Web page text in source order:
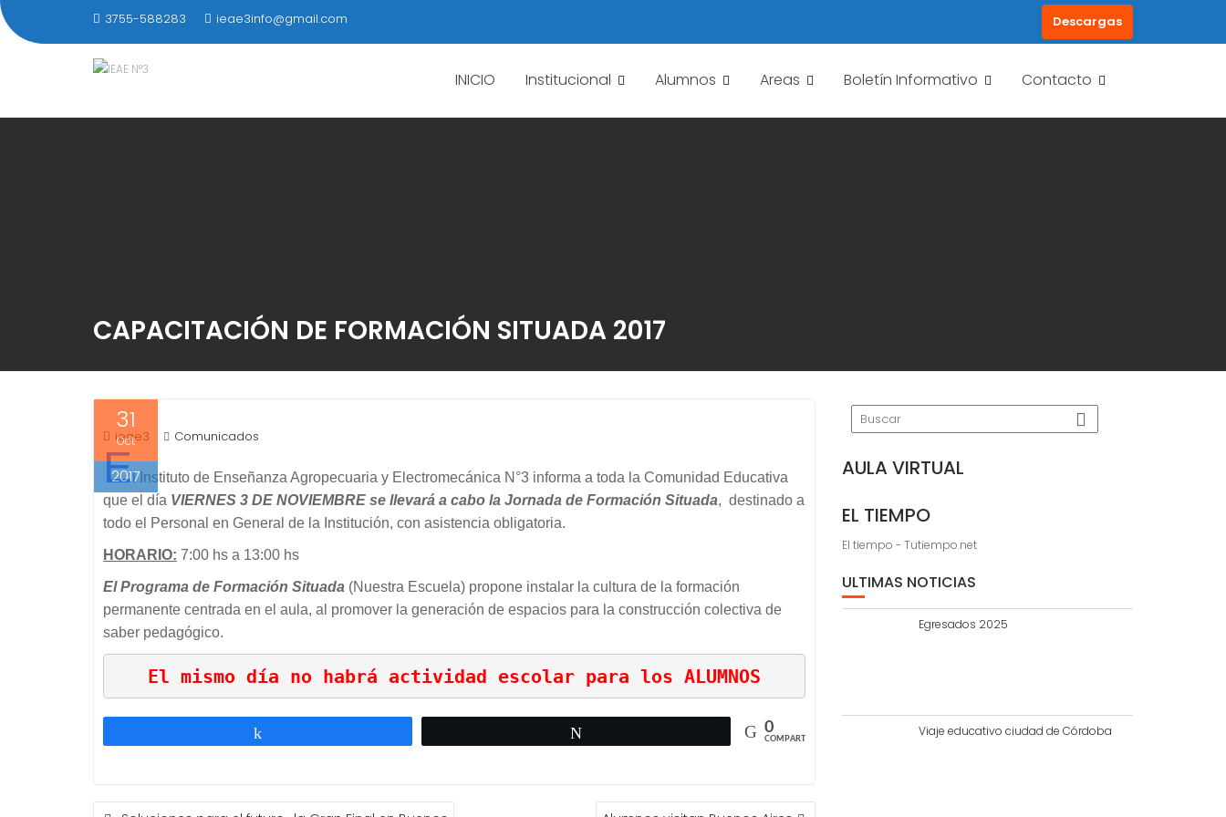
Saltar
al
3755-588283 ieae3info@gmail.com Descargas
INICIO Institucional Alumnos Areas Boletín Informativo Contacto
CAPACITACIÓN DE FORMACIÓN SITUADA 2017
31
Oct
2017
ieae3 Comunicados
El Instituto de Enseñanza Agropecuaria y Electromecánica N°3 informa a toda la Comunidad Educativa
que el día VIERNES 3 DE NOVIEMBRE se llevará a cabo la Jornada de Formación Situada, destinado a
todo el Personal en General de la Institución, con asistencia obligatoria.
HORARIO: 7:00 hs a 13:00 hs
El Programa de Formación Situada (Nuestra Escuela) propone instalar la cultura de la formación
permanente centrada en el aula, al promover la generación de espacios para la construcción colectiva de
saber pedagógico.
El mismo día no habrá actividad escolar para los ALUMNOS
0
COMPARTIR
NAVEGACIÓN
AULA VIRTUAL
EL TIEMPO
El tiempo - Tutiempo.net
ULTIMAS NOTICIAS
Egresados 2025
Viaje educativo ciudad de Córdoba